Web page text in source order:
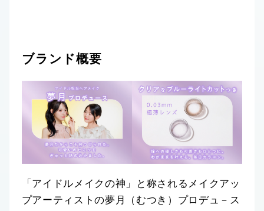
ブランド概要
「アイドルメイクの神」と称されるメイクアッ
プアーティストの夢月（むつき）プロデュ－ス